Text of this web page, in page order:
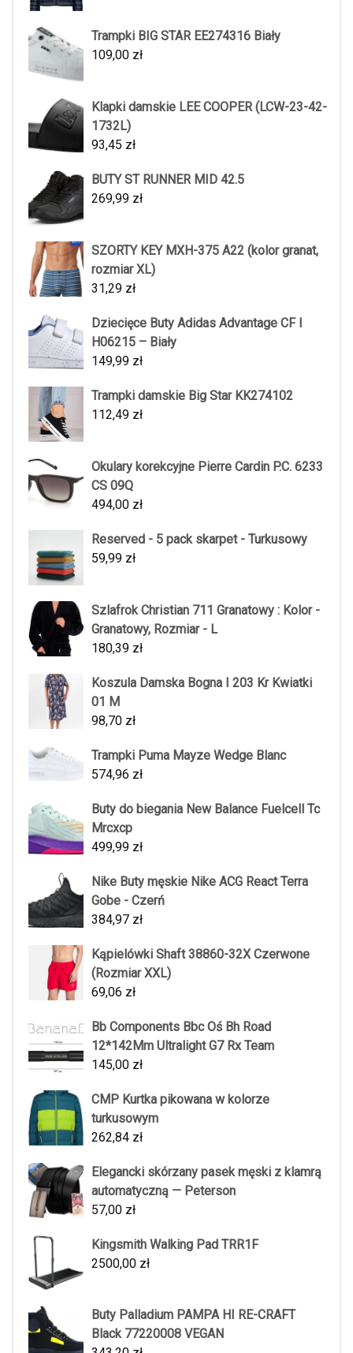
Trampki BIG STAR EE274316 Biały
109,00 zł
Klapki damskie LEE COOPER (LCW-23-42-
1732L)
93,45 zł
BUTY ST RUNNER MID 42.5
269,99 zł
SZORTY KEY MXH-375 A22 (kolor granat,
rozmiar XL)
31,29 zł
Dziecięce Buty Adidas Advantage CF I
H06215 – Biały
149,99 zł
Trampki damskie Big Star KK274102
112,49 zł
Okulary korekcyjne Pierre Cardin P.C. 6233
CS 09Q
494,00 zł
Reserved - 5 pack skarpet - Turkusowy
59,99 zł
Szlafrok Christian 711 Granatowy : Kolor -
Granatowy, Rozmiar - L
180,39 zł
Koszula Damska Bogna I 203 Kr Kwiatki
01 M
98,70 zł
Trampki Puma Mayze Wedge Blanc
574,96 zł
Buty do biegania New Balance Fuelcell Tc
Mrcxcp
499,99 zł
Nike Buty męskie Nike ACG React Terra
Gobe - Czerń
384,97 zł
Kąpielówki Shaft 38860-32X Czerwone
(Rozmiar XXL)
69,06 zł
Bb Components Bbc Oś Bh Road
12*142Mm Ultralight G7 Rx Team
145,00 zł
CMP Kurtka pikowana w kolorze
turkusowym
262,84 zł
Elegancki skórzany pasek męski z klamrą
automatyczną — Peterson
57,00 zł
Kingsmith Walking Pad TRR1F
2500,00 zł
Buty Palladium PAMPA HI RE-CRAFT
Black 77220008 VEGAN